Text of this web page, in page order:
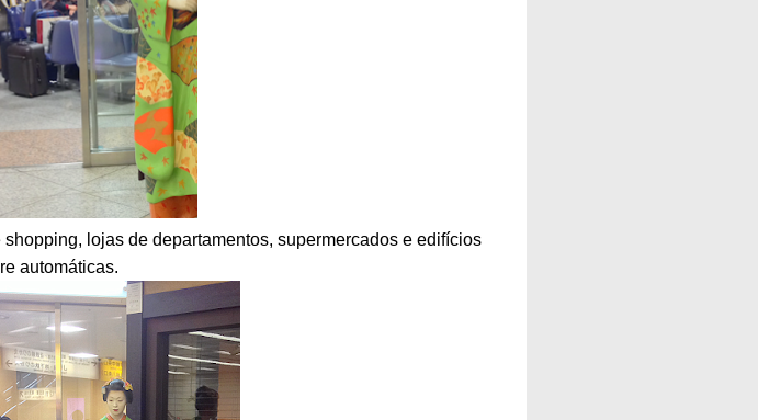
lojas de departamentos, supermercados e edifícios
automáticas.